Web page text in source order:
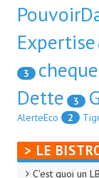
Expertise
3
Dette 3
AlerteEco
2
> LE
C'est quoi un